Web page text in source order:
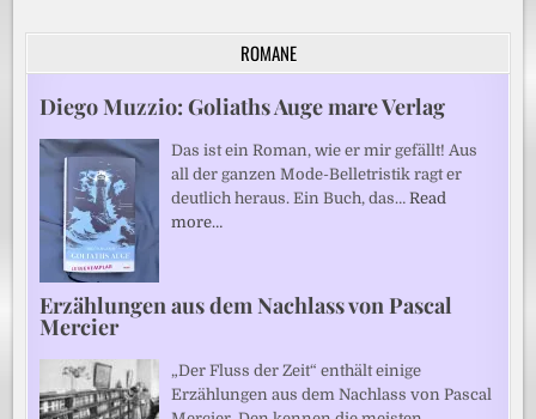
ROMANE
Diego Muzzio: Goliaths Auge mare Verlag
Das ist ein Roman, wie er mir gefällt! Aus
all der ganzen Mode-Belletristik ragt er
deutlich heraus. Ein Buch, das…Read
more…
Erzählungen aus dem Nachlass von Pascal
Mercier
„Der Fluss der Zeit“ enthält einige
Erzählungen aus dem Nachlass von Pascal